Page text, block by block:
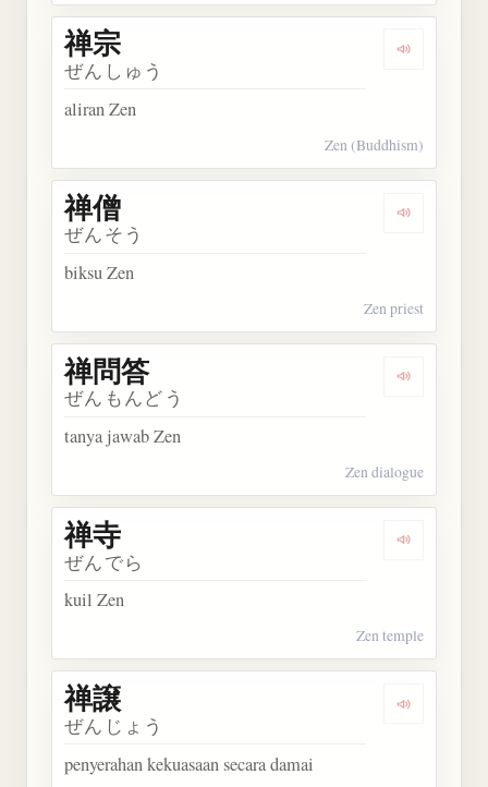
Dengarkan
禅宗
ぜんしゅう
aliran Zen
Zen (Buddhism)
Dengarkan
禅僧
ぜんそう
biksu Zen
Zen priest
Dengarkan
禅問答
ぜんもんどう
tanya jawab Zen
Zen dialogue
Dengarkan
禅寺
ぜんでら
kuil Zen
Zen temple
Dengarkan
禅譲
ぜんじょう
penyerahan kekuasaan secara damai